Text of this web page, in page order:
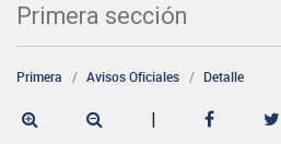
Primera sección
Primera Avisos Oficiales Detalle
|